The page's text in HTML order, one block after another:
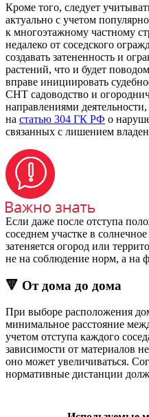
Кроме того, следует
актуально с учетом
к многоэтажному частному
недалеко от соседского
создавать затененность и
растений, что и будет
вправе инициировать
СНТ садоводство и
направлениями
на статью 304 ГК РФ о
связанных с лишением
Если даже после отступа
соседнем участке в
затеняется огород или
не на соблюдение норм, а на
🔻 От дома до дома
При выборе расположения
минимальное расстояние
учетом отступа каждого
зависимости от материалов
оно может увеличиваться.
нормативные дистанции